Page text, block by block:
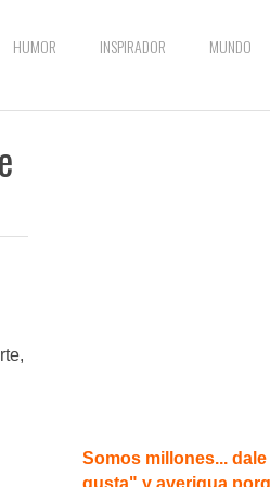
HUMOR INSPIRADOR MUNDO
Somos millones...
gusta" y averigua